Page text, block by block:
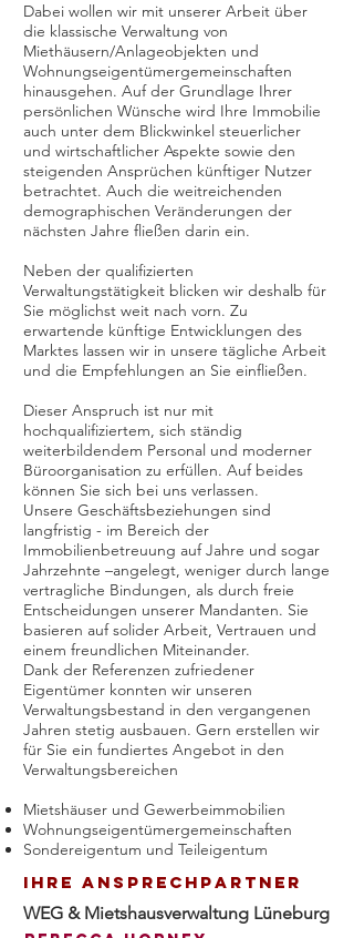
Dabei wollen wir mit unserer Arbeit über
die klassische Verwaltung von
Miethäusern/Anlageobjekten und
Wohnungseigentümergemeinschaften
hinausgehen. Auf der Grundlage Ihrer
persönlichen Wünsche wird Ihre Immobilie
auch unter dem Blickwinkel steuerlicher
und wirtschaftlicher Aspekte sowie den
steigenden Ansprüchen künftiger Nutzer
betrachtet. Auch die weitreichenden
demographischen Veränderungen der
nächsten Jahre fließen darin ein.
Neben der qualifizierten
Verwaltungstätigkeit blicken wir deshalb für
Sie möglichst weit nach vorn. Zu
erwartende künftige Entwicklungen des
Marktes lassen wir in unsere tägliche Arbeit
und die Empfehlungen an Sie einfließen.
Dieser Anspruch ist nur mit
hochqualifiziertem, sich ständig
weiterbildendem Personal und moderner
Büroorganisation zu erfüllen. Auf beides
können Sie sich bei uns verlassen.
Unsere Geschäftsbeziehungen sind
langfristig - im Bereich der
Immobilienbetreuung auf Jahre und sogar
Jahrzehnte –angelegt, weniger durch lange
vertragliche Bindungen, als durch freie
Entscheidungen unserer Mandanten. Sie
basieren auf solider Arbeit, Vertrauen und
einem freundlichen Miteinander.
Dank der Referenzen zufriedener
Eigentümer konnten wir unseren
Verwaltungsbestand in den vergangenen
Jahren stetig ausbauen. Gern erstellen wir
für Sie ein fundiertes Angebot in den
Verwaltungsbereichen
Mietshäuser und Gewerbeimmobilien
Wohnungseigentümergemeinschaften
Sondereigentum und Teileigentum
Ihre Ansprechpartner
WEG & Mietshausverwaltung Lüneburg